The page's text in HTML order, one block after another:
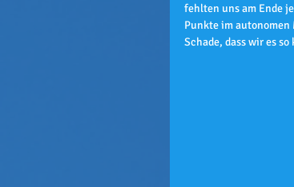
fehlten uns am Ende
Punkte im autonomen
Schade, dass wir es